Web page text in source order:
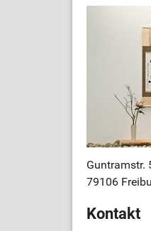
Guntramstr.
79106
Kontakt